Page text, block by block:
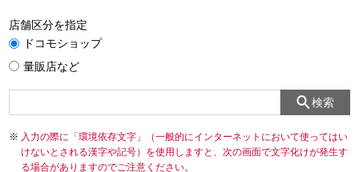
店舗区分を指定
ドコモショップ
量販店など
検索
入力の際に「環境依存文字」（一般的にインターネットにおいて使ってはい
けないとされる漢字や記号）を使用しますと、次の画面で文字化けが発生す
る場合がありますのでご注意ください。